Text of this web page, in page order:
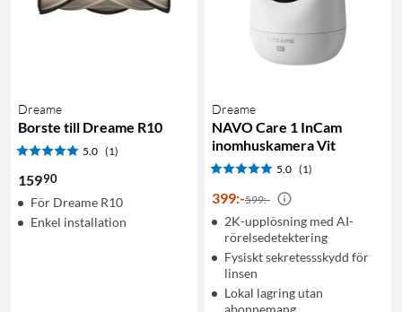
Dreame
Borste till Dreame R10
5.0 (1)
15990
För Dreame R10
Enkel installation
Dreame
NAVO Care 1 InCam
inomhuskamera Vit
5.0 (1)
399:-599:-
2K-upplösning med AI-
rörelsedetektering
Fysiskt sekretessskydd för
linsen
Lokal lagring utan
abonnemang